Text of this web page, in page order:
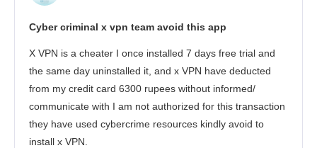
Cyber criminal x vpn team avoid this app
X VPN is a cheater I once installed 7 days free trial and
the same day uninstalled it, and x VPN have deducted
from my credit card 6300 rupees without informed/
communicate with I am not authorized for this transaction
they have used cybercrime resources kindly avoid to
install x VPN.